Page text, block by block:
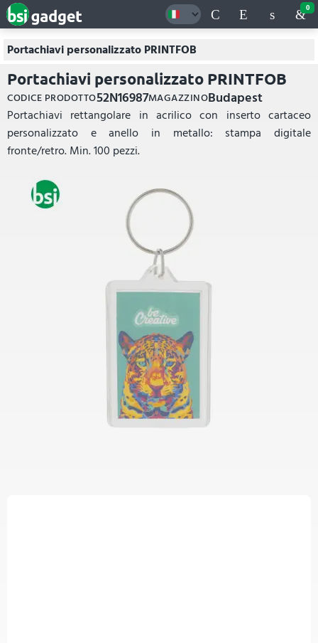
0
Portachiavi personalizzato PRINTFOB
Portachiavi personalizzato PRINTFOB
CODICE PRODOTTO52N16987MAGAZZINOBudapest
Portachiavi rettangolare in acrilico con inserto cartaceo
personalizzato e anello in metallo: stampa digitale
fronte/retro. Min. 100 pezzi.